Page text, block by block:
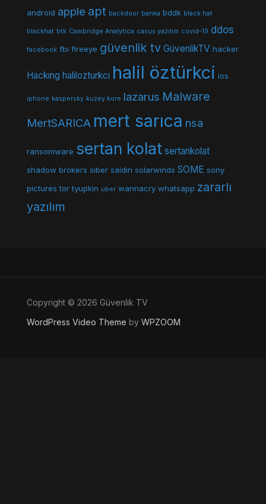
android apple apt backdoor banka bddk black hat
blackhat btk Cambridge Analytica casus yazılım covid-19 ddos
facebook fbi fireeye güvenlik tv GüvenlikTV hacker
Hacking halilozturkci halil öztürkci ios
iphone kaspersky kuzey kore lazarus Malware
MertSARICA mert sarıca nsa
ransomware sertan kolat sertankolat
shadow brokers siber saldırı solarwinds SOME sony
pictures tor tyupkin uber wannacry whatsapp zararlı
yazılım
Copyright © 2026 Güvenlik TV
WordPress Video Theme by WPZOOM